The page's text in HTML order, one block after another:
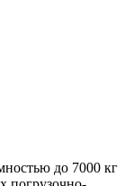
до 7000 кг